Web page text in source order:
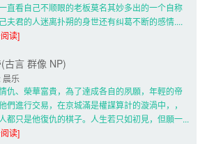
直看自己不顺眼的老板莫名其妙多出的一个自称
夫君的人迷离扑朔的身世还有纠葛不断的感情....
读]
古言 群像 NP)
晨乐
仇、榮華富貴，為了達成各自的夙願，年輕的帝
們進行交易，在京城滿是權謀算計的漩渦中，，
都只是他復仇的棋子。人生若只如初見，但願一...
读]